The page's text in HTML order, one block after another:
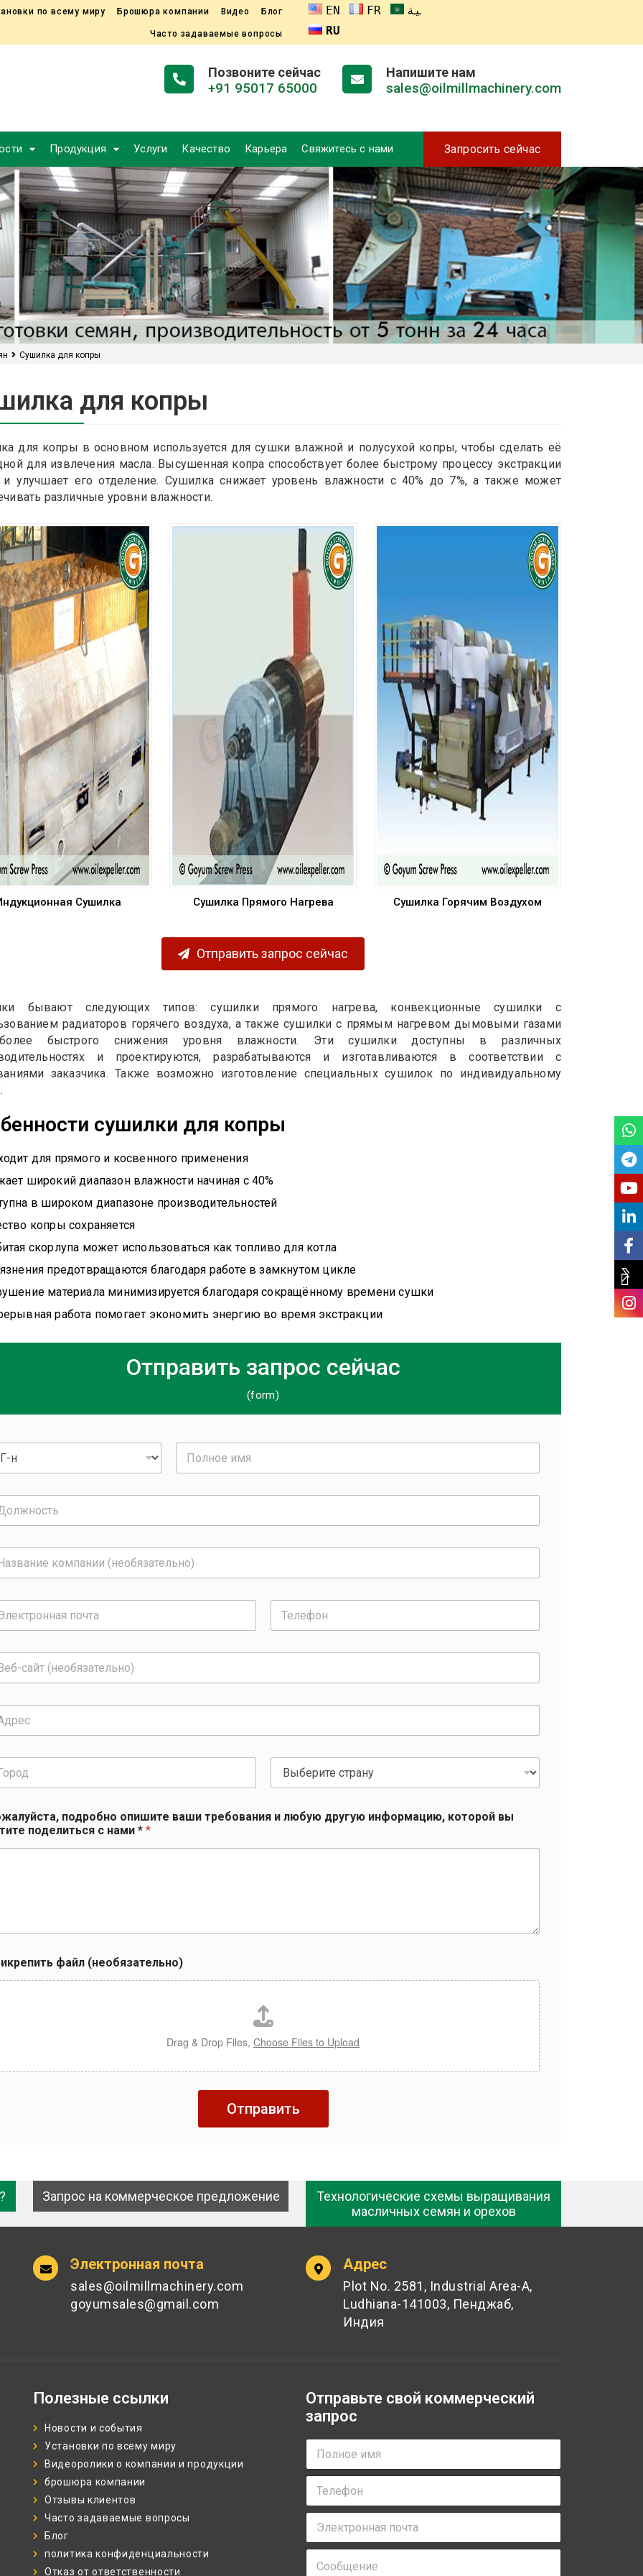
по всему миру Брошюра компании Видео Блог
Часто задаваемые вопросы
ENGLISHFRANÇAISالعربية
RUSSIA
Позвоните сейчас
+91 95017 65000
Напишите нам
sales@oilmillmachinery.com
Продукция Услуги Качество Карьера Свяжитесь с нами Запросить сейчас
Сушилка для копры
для копры
для копры в основном используется для сушки влажной и полусухой копры, чтобы сделать её
для извлечения масла. Высушенная копра способствует более быстрому процессу экстракции
и улучшает его отделение. Сушилка снижает уровень влажности с 40% до 7%, а также может
различные уровни влажности.
Сушилка Сушилка Прямого Нагрева Сушилка Горячим Воздухом
Отправить запрос сейчас
бывают следующих типов: сушилки прямого нагрева, конвекционные сушилки с
радиаторов горячего воздуха, а также сушилки с прямым нагревом дымовыми газами
быстрого снижения уровня влажности. Эти сушилки доступны в различных
и проектируются, разрабатываются и изготавливаются в соответствии с
заказчика. Также возможно изготовление специальных сушилок по индивидуальному
сушилки для копры
для прямого и косвенного применения
широкий диапазон влажности начиная с 40%
в широком диапазоне производительностей
копры сохраняется
скорлупа может использоваться как топливо для котла
предотвращаются благодаря работе в замкнутом цикле
материала минимизируется благодаря сокращённому времени сушки
работа помогает экономить энергию во время экстракции
Отправить запрос сейчас
(form)
П
л
и
м
я
*
Т
л
н
*
с
р
н
*
подробно опишите ваши требования и любую другую информацию, которой вы
поделиться с нами * *
файл (необязательно)
Drag & Drop Files, Choose Files to Upload
Отправить
Запрос на коммерческое предложение
Технологические схемы выращивания
масличных семян и орехов
Электронная почта
sales@oilmillmachinery.com
goyumsales@gmail.com
Адрес
Plot No. 2581, Industrial Area-A,
Ludhiana-141003, Пенджаб,
Индия
Полезные ссылки
Новости и события
Установки по всему миру
Видеоролики о компании и продукции
брошюра компании
Отзывы клиентов
Часто задаваемые вопросы
Блог
политика конфиденциальности
Отказ от ответственности
Отправьте свой коммерческий
запрос
П
л
е
м
я
Т
л
о
Э
е
С